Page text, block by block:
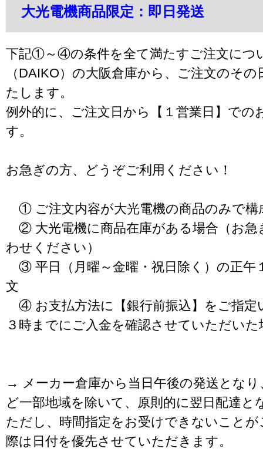
大光電機商品限定：即日発送
下記①～④の条件を全て満たすご注文につ
（DAIKO）の大阪倉庫から、ご注文のそ
たします。
例外的に、ご注文日から【１営業日】での
す。
お急ぎの方、どうぞご利用ください！
① ご注文内容が大光電機の商品のみで構
② 大光電機に商品在庫がある場合（お急
わせください）
③ 平日（月曜～金曜・祝日除く）の正午
文
④ お支払方法に【銀行前振込】をご指定
３時までにご入金を確認させていただいた
→ メーカー倉庫から当日午後の発送となり
ど一部地域を除いて、原則的に翌日配達と
ただし、時間指定をお受けできないこと
際は日付を優先させていただきます。